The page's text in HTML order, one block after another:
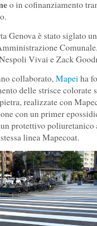
o in cofinanziamento
Genova è stato siglato
Vivai e Zack
collaborato,Mapeiha
delle strisce colorate
realizzate con
con un primer
protettivo poliuretanico
linea Mapecoat.